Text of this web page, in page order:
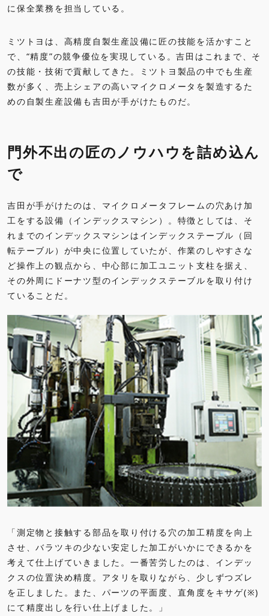
に保全業務を担当している。
ミツトヨは、高精度自製生産設備に匠の技能を活かすこと
で、“精度”の競争優位を実現している。吉田はこれまで、そ
の技能・技術で貢献してきた。ミツトヨ製品の中でも生産
数が多く、売上シェアの高いマイクロメータを製造するた
めの自製生産設備も吉田が手がけたものだ。
門外不出の匠のノウハウを詰め込ん
で
吉田が手がけたのは、マイクロメータフレームの穴あけ加
工をする設備（インデックスマシン）。特徴としては、そ
れまでのインデックスマシンはインデックステーブル（回
転テーブル）が中央に位置していたが、作業のしやすさな
ど操作上の観点から、中心部に加工ユニット支柱を据え、
その外周にドーナツ型のインデックステーブルを取り付け
ていることだ。
「測定物と接触する部品を取り付ける穴の加工精度を向上
させ、バラツキの少ない安定した加工がいかにできるかを
考えて仕上げていきました。一番苦労したのは、インデッ
クスの位置決め精度。アタリを取りながら、少しずつズレ
を正しました。また、パーツの平面度、直角度をキサゲ(※)
にて精度出しを行い仕上げました。」